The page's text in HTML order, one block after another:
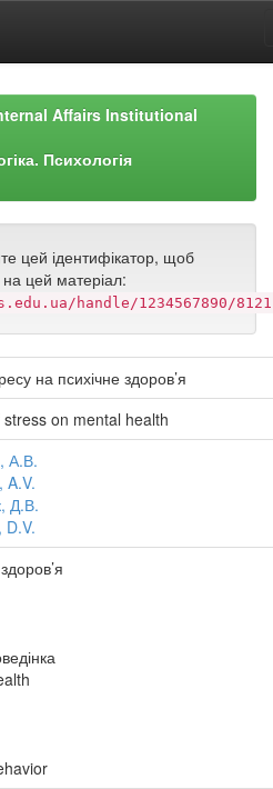
Affairs Institutional
Психологія
цей ідентифікатор, щоб
цей матеріал:
handle/1234567890/8121
на психічне здоров’я
on mental health
А.В.
A.V.
Д.В.
D.V.